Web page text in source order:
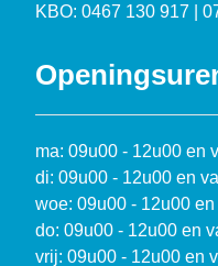
KBO: 0467 130 917 |
ma: 09u00 - 12u00 en
di: 09u00 - 12u00 en
woe: 09u00 - 12u00
do: 09u00 - 12u00 en
vrij: 09u00 - 12u00 en